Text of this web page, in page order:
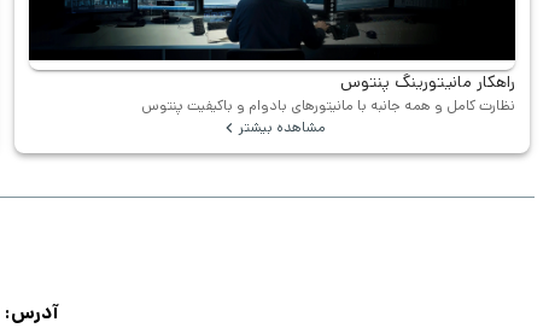
راهکار مانیتورینگ پنتوس
نظارت کامل و همه جانبه با مانیتورهای بادوام و باکیفیت پنتوس
مشاهده بیشتر
آدرس: